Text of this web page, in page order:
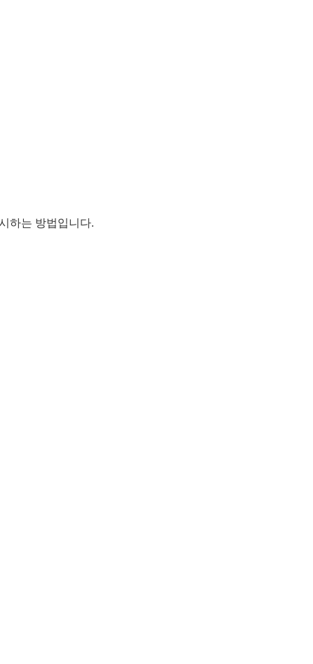
하는 방법입니다.